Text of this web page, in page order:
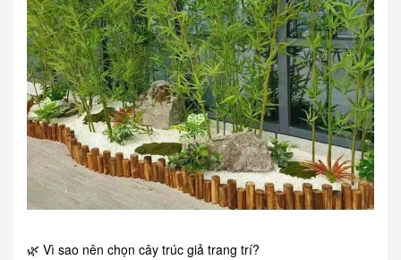
🌿 Vì sao nên chọn cây trúc giả trang trí?